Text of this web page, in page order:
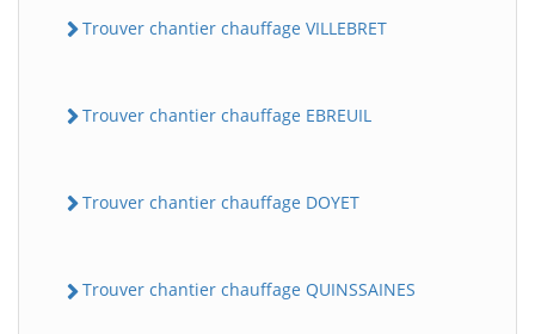
Trouver chantier chauffage VILLEBRET
Trouver chantier chauffage EBREUIL
Trouver chantier chauffage DOYET
Trouver chantier chauffage QUINSSAINES